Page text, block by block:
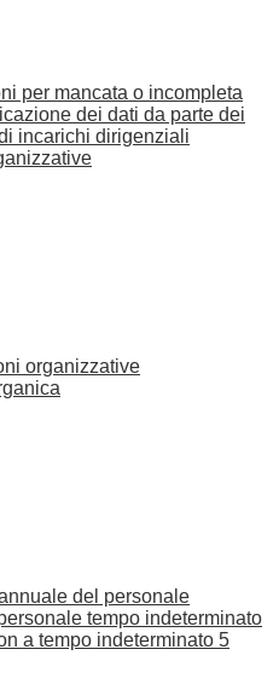
per mancata o incompleta
dei dati da parte dei
incarichi dirigenziali
organizzative
del personale
tempo indeterminato
a tempo indeterminato 5